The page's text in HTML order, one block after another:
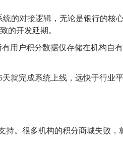
的对接逻辑，无论是银行的核
的开发延期。
用户积分数据仅存储在机构自
就完成系统上线，远快于行业平
持。很多机构的积分商城失败，